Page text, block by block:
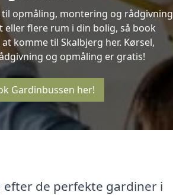
opmåling, montering og rådgivning
eller flere rum i din bolig, så book
komme til Skalbjerg her. Kørsel,
og opmåling er gratis!
Gardinbussen her!
efter de perfekte gardiner i